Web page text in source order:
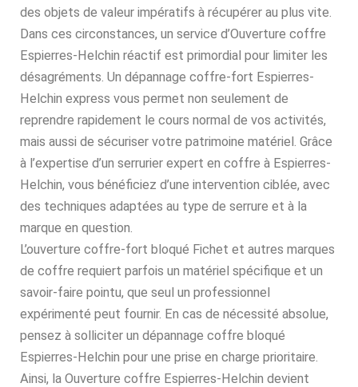
des objets de valeur impératifs à récupérer au plus vite.
Dans ces circonstances, un service d’Ouverture coffre
Espierres-Helchin réactif est primordial pour limiter les
désagréments. Un dépannage coffre-fort Espierres-
Helchin express vous permet non seulement de
reprendre rapidement le cours normal de vos activités,
mais aussi de sécuriser votre patrimoine matériel. Grâce
à l’expertise d’un serrurier expert en coffre à Espierres-
Helchin, vous bénéficiez d’une intervention ciblée, avec
des techniques adaptées au type de serrure et à la
marque en question.
L’ouverture coffre-fort bloqué Fichet et autres marques
de coffre requiert parfois un matériel spécifique et un
savoir-faire pointu, que seul un professionnel
expérimenté peut fournir. En cas de nécessité absolue,
pensez à solliciter un dépannage coffre bloqué
Espierres-Helchin pour une prise en charge prioritaire.
Ainsi, la Ouverture coffre Espierres-Helchin devient